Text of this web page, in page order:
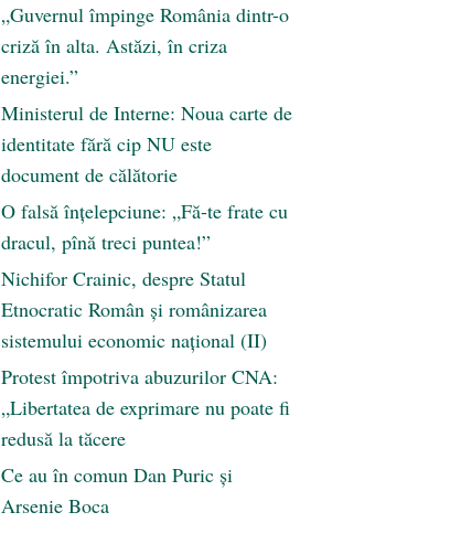
„Guvernul împinge România dintr-o
criză în alta. Astăzi, în criza
energiei.”
Ministerul de Interne: Noua carte de
identitate fără cip NU este
document de călătorie
O falsă înțelepciune: „Fă-te frate cu
dracul, pînă treci puntea!”
Nichifor Crainic, despre Statul
Etnocratic Român şi românizarea
sistemului economic naţional (II)
Protest împotriva abuzurilor CNA:
„Libertatea de exprimare nu poate fi
redusă la tăcere
Ce au în comun Dan Puric şi
Arsenie Boca